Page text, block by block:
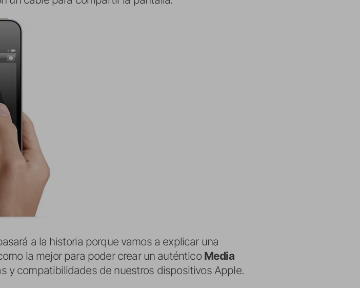
a la historia porque vamos a explicar una
la mejor para poder crear un auténtico Media
y compatibilidades de nuestros dispositivos Apple.